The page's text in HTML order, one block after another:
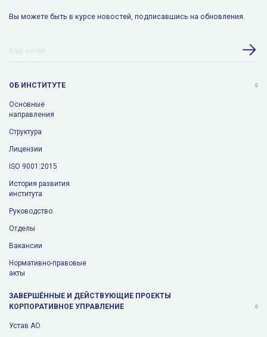
Вы можете быть в курсе новостей, подписавшись на обновления.
ОБ ИНСТИТУТЕ
Основные
направления
Структура
Лицензии
ISO 9001:2015
История развития
института
Руководство
Отделы
Вакансии
Нормативно-правовые
акты
ЗАВЕРШЁННЫЕ И ДЕЙСТВУЮЩИЕ ПРОЕКТЫ
КОРПОРАТИВНОЕ УПРАВЛЕНИЕ
Устав АО